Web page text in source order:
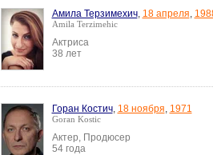
Амила Терзимехич, 18 апреля,
Amila Terzimehic
Актриса
38 лет
Горан Костич, 18 ноября, 1971
Goran Kostic
Актер, Продюсер
54 года